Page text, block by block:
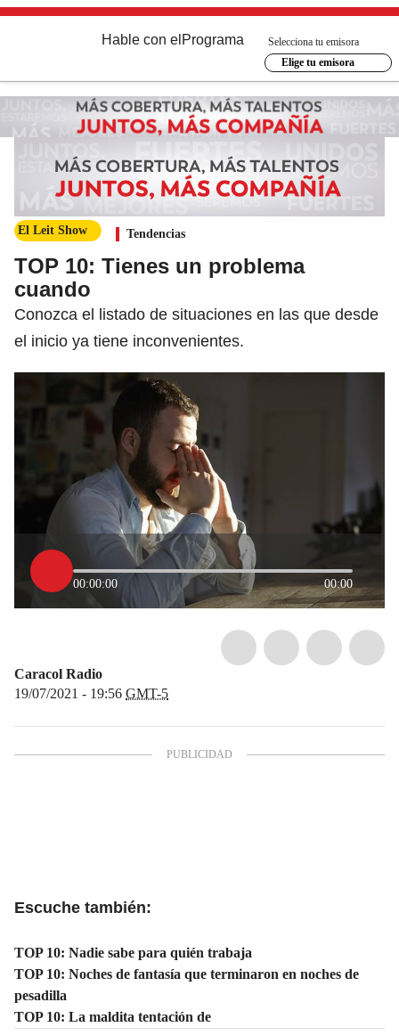
Hable con el Programa
Selecciona tu emisora
Elige tu emisora
El Leit Show Tendencias
TOP 10: Tienes un problema
cuando
Conozca el listado de situaciones en las que desde
el inicio ya tiene inconvenientes.
00:00:00 00:00
Caracol Radio
19/07/2021 - 19:56 GMT-5
Escuche también:
TOP 10: Nadie sabe para quién trabaja
TOP 10: Noches de fantasía que terminaron en noches de
pesadilla
TOP 10: La maldita tentación de